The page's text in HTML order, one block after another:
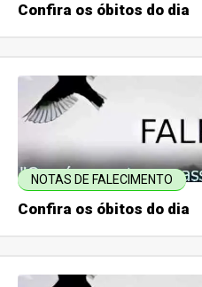
Confira os óbitos do dia
NOTAS DE FALECIMENTO
Confira os óbitos do dia